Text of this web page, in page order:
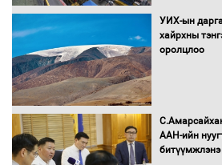
УИХ-ын
хайрхны
оролцлоо
ААН-ийн
битүүмжлэнэ